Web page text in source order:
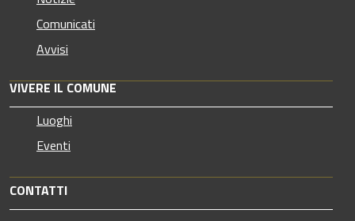
Comunicati
Avvisi
VIVERE IL COMUNE
Luoghi
Eventi
CONTATTI